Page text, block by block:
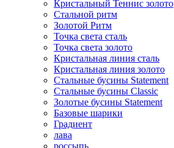
Кристальный Теннис золото
Стальной ритм
Золотой Ритм
Точка света сталь
Точка света золото
Кристальная линия сталь
Кристальная линия золото
Стальные бусины Statement
Стальные бусины Classic
Золотые бусины Statement
Базовые шарики
Градиент
лава
россыпь